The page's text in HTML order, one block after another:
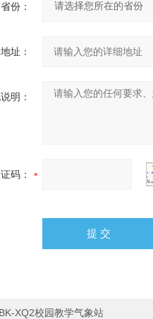
省份：
址：
明：
码：
BK-XQ2校园教学气象站